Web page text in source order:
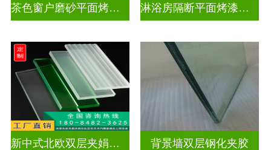
茶色窗户磨砂平面烤漆玻璃 淋浴房隔断平面烤漆玻璃
新中式北欧双层夹娟玻璃 背景墙双层钢化夹胶